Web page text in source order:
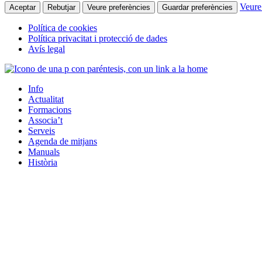
Aceptar Rebutjar Veure preferències Guardar preferències
Política de cookies
Política privacitat i protecció de dades
Avís legal
Info
Actualitat
Formacions
Associa’t
Serveis
Agenda de mitjans
Manuals
Història